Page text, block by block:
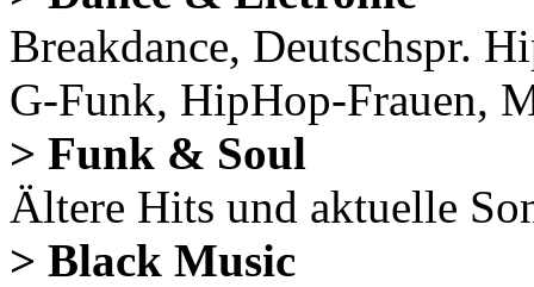
Breakdance, Deutschspr.
G-Funk, HipHop-Frauen,
> Funk & Soul
Ältere Hits und aktuelle
> Black Music